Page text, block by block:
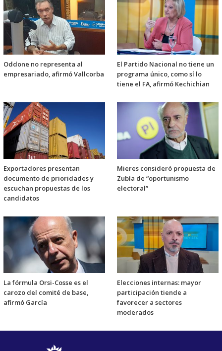
Oddone no representa al
empresariado, afirmó Vallcorba
El Partido Nacional no tiene un
programa único, como sí lo
tiene el FA, afirmó Kechichian
Exportadores presentan
documento de prioridades y
escuchan propuestas de los
candidatos
Mieres consideró propuesta de
Zubía de “oportunismo
electoral”
La fórmula Orsi-Cosse es el
carozo del comité de base,
afirmó García
Elecciones internas: mayor
participación tiende a
favorecer a sectores
moderados